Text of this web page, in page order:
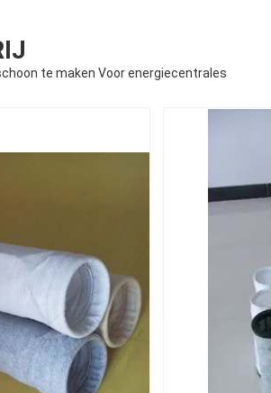
te maken Voor energiecentrales